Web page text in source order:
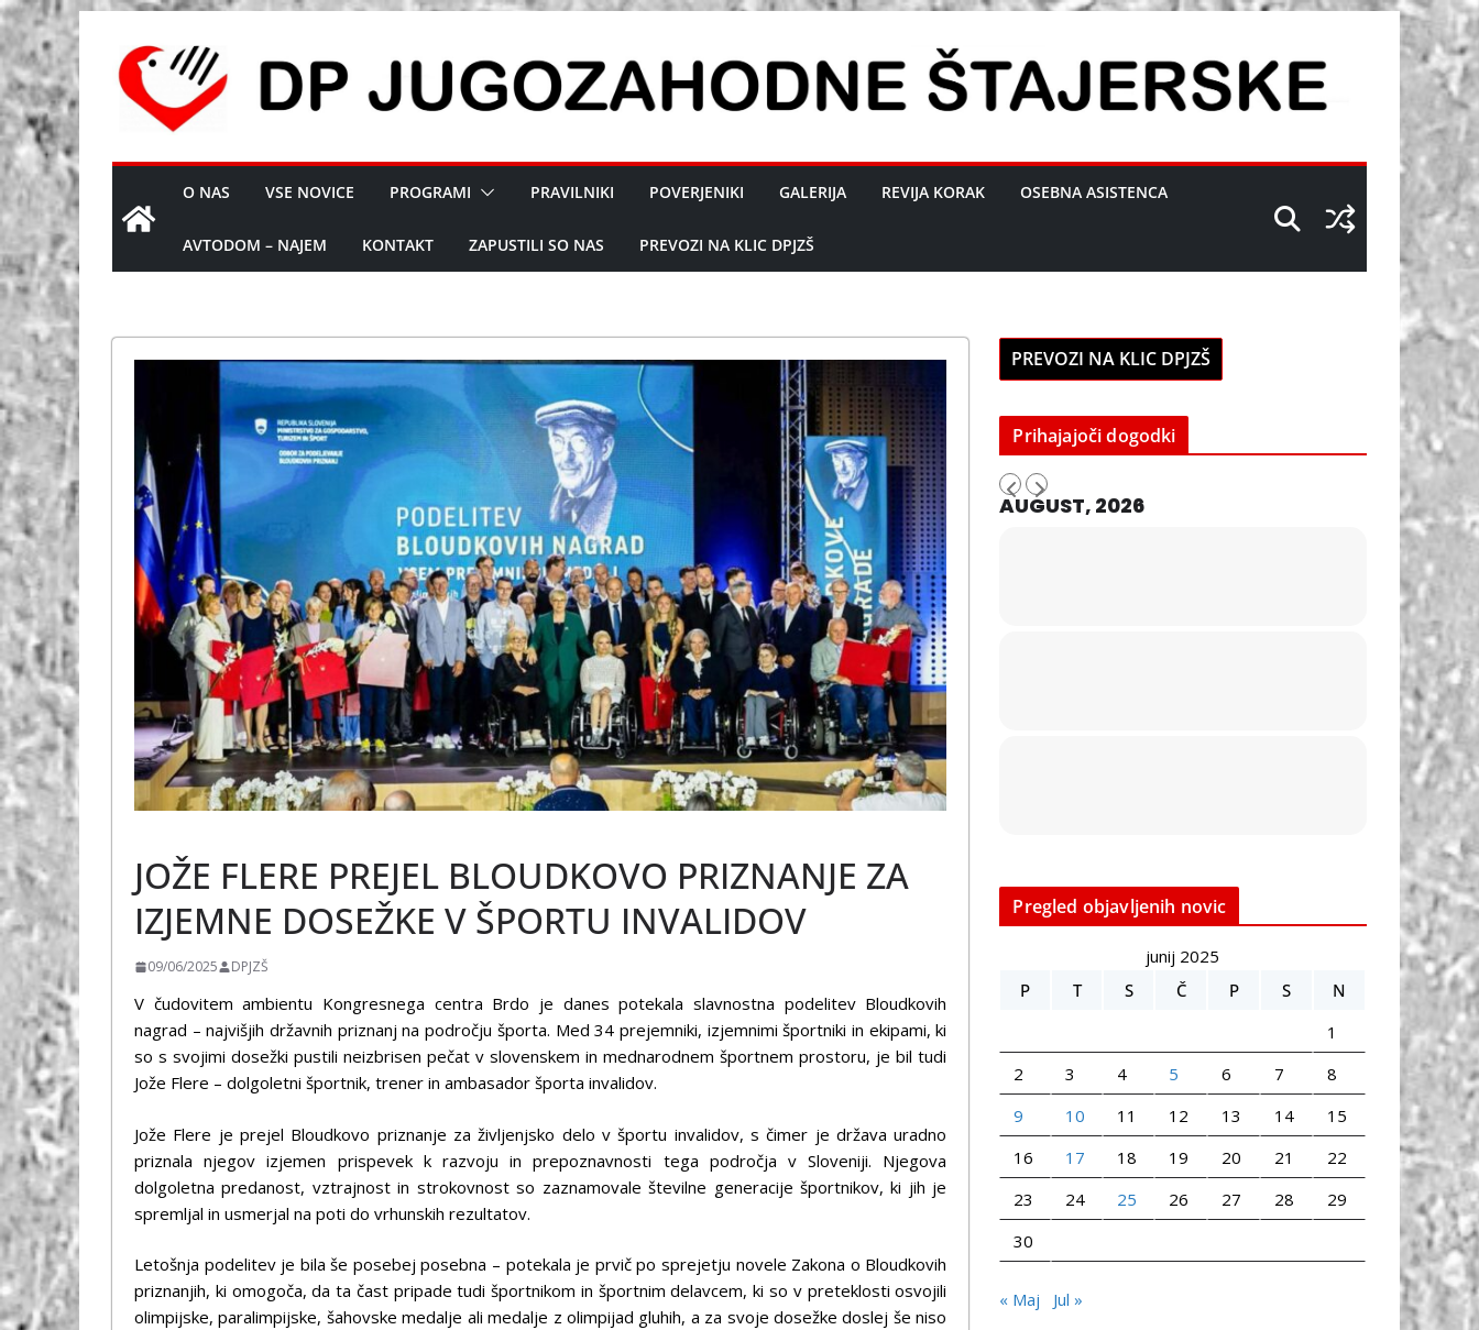
Skip
content
O NAS VSE NOVICE PROGRAMI PRAVILNIKI POVERJENIKI GALERIJA REVIJA KORAK OSEBNA ASISTENCA
AVTODOM – NAJEM KONTAKT ZAPUSTILI SO NAS PREVOZI NA KLIC DPJZŠ
JOŽE FLERE PREJEL BLOUDKOVO PRIZNANJE ZA
IZJEMNE DOSEŽKE V ŠPORTU INVALIDOV
09/06/2025 DPJZŠ
V čudovitem ambientu Kongresnega centra Brdo je danes potekala slavnostna podelitev Bloudkovih
nagrad – najvišjih državnih priznanj na področju športa. Med 34 prejemniki, izjemnimi športniki in ekipami, ki
so s svojimi dosežki pustili neizbrisen pečat v slovenskem in mednarodnem športnem prostoru, je bil tudi
Jože Flere – dolgoletni športnik, trener in ambasador športa invalidov.
Jože Flere je prejel Bloudkovo priznanje za življenjsko delo v športu invalidov, s čimer je država uradno
priznala njegov izjemen prispevek k razvoju in prepoznavnosti tega področja v Sloveniji. Njegova
dolgoletna predanost, vztrajnost in strokovnost so zaznamovale številne generacije športnikov, ki jih je
spremljal in usmerjal na poti do vrhunskih rezultatov.
Letošnja podelitev je bila še posebej posebna – potekala je prvič po sprejetju novele Zakona o Bloudkovih
priznanjih, ki omogoča, da ta čast pripade tudi športnikom in športnim delavcem, ki so v preteklosti osvojili
olimpijske, paralimpijske, šahovske medalje ali medalje z olimpijad gluhih, a za svoje dosežke doslej še niso
PREVOZI NA KLIC DPJZŠ
Prihajajoči dogodki
AUGUST, 2026
Pregled objavljenih novic
junij 2025
P
T S Č P S
N
1
2
3 4 5 6 7
8
9
10 11 12 13 14
15
16
17 18 19 20 21
22
23
24 25 26 27 28
29
30
« Maj Jul »